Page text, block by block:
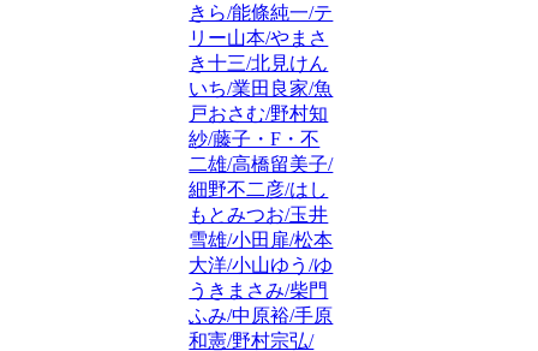
きら/能條純一/テ
リー山本/やまさ
き十三/北見けん
いち/業田良家/魚
戸おさむ/野村知
紗/藤子・F・不
二雄/高橋留美子/
細野不二彦/はし
もとみつお/玉井
雪雄/小田扉/松本
大洋/小山ゆう/ゆ
うきまさみ/柴門
ふみ/中原裕/手原
和憲/野村宗弘/